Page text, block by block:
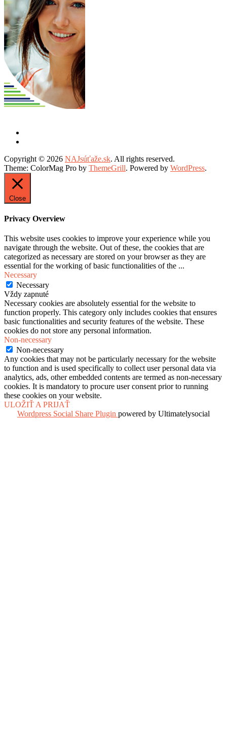
Copyright © 2026 NAJsúťaže.sk. All rights reserved.
Theme: ColorMag Pro by ThemeGrill. Powered by WordPress.
Close
Privacy Overview
This website uses cookies to improve your experience while you
navigate through the website. Out of these, the cookies that are
categorized as necessary are stored on your browser as they are
essential for the working of basic functionalities of the ...
Necessary
Necessary
Vždy zapnuté
Necessary cookies are absolutely essential for the website to
function properly. This category only includes cookies that ensures
basic functionalities and security features of the website. These
cookies do not store any personal information.
Non-necessary
Non-necessary
Any cookies that may not be particularly necessary for the website
to function and is used specifically to collect user personal data via
analytics, ads, other embedded contents are termed as non-necessary
cookies. It is mandatory to procure user consent prior to running
these cookies on your website.
ULOŽIŤ A PRIJAŤ
Wordpress Social Share Plugin powered by Ultimatelysocial